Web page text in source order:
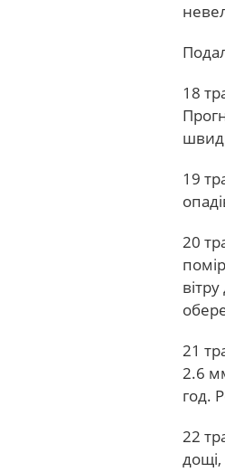
18
19
20
21
2.6
год.
22